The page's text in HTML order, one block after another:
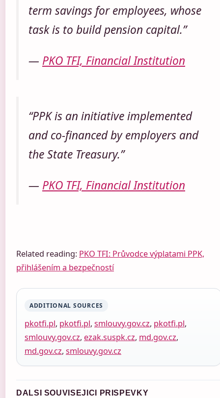
term savings for employees, whose
task is to build pension capital.”
— PKO TFI, Financial Institution
“PPK is an initiative implemented
and co-financed by employers and
the State Treasury.”
— PKO TFI, Financial Institution
Related reading: PKO TFI: Průvodce výplatami PPK,
přihlášením a bezpečností
ADDITIONAL SOURCES
pkotfi.pl, pkotfi.pl, smlouvy.gov.cz, pkotfi.pl,
smlouvy.gov.cz, ezak.suspk.cz, md.gov.cz,
md.gov.cz, smlouvy.gov.cz
DALSI SOUVISEJICI PRISPEVKY